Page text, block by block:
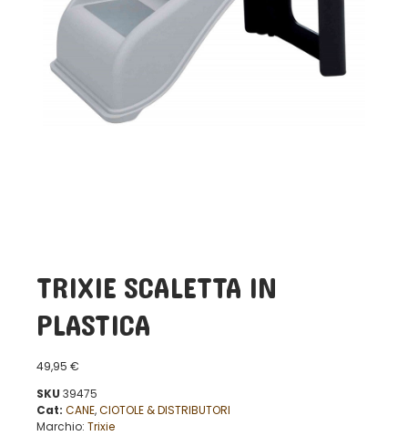
TRIXIE SCALETTA IN
PLASTICA
49,95 €
SKU 39475
Cat: CANE,CIOTOLE & DISTRIBUTORI
Marchio: Trixie